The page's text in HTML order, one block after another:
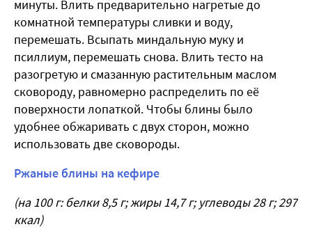
минуты. Влить предварительно нагретые до
комнатной температуры сливки и воду,
перемешать. Всыпать миндальную муку и
псиллиум, перемешать снова. Влить тесто на
разогретую и смазанную растительным маслом
сковороду, равномерно распределить по её
поверхности лопаткой. Чтобы блины было
удобнее обжаривать с двух сторон, можно
использовать две сковороды.
Ржаные блины на кефире
(на 100 г: белки 8,5 г; жиры 14,7 г; углеводы 28 г; 297
ккал)